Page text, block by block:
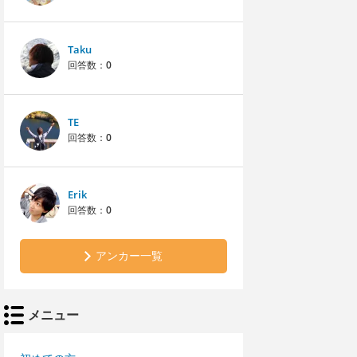
Taku
回答数： 0
TE
回答数： 0
Erik
回答数： 0
アンカー一覧
メニュー